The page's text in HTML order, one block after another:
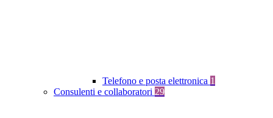
Telefono e posta elettronica 1
Consulenti e collaboratori 29